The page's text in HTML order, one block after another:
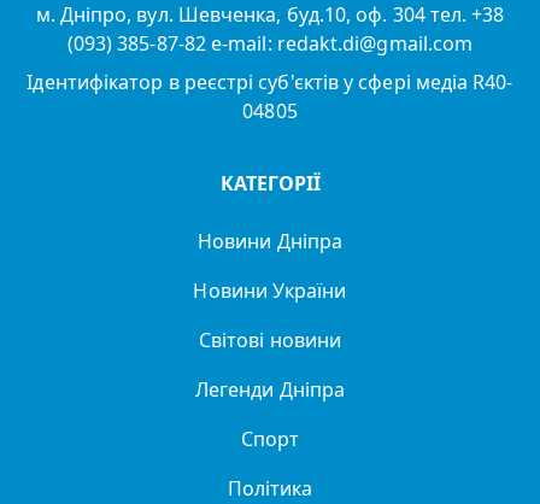
м. Дніпро, вул. Шевченка, буд.10, оф. 304 тел. +38
(093) 385-87-82 e-mail: redakt.di@gmail.com
Ідентифікатор в реєстрі суб'єктів у сфері медіа R40-
04805
КАТЕГОРІЇ
Новини Дніпра
Новини України
Світові новини
Легенди Дніпра
Спорт
Політика